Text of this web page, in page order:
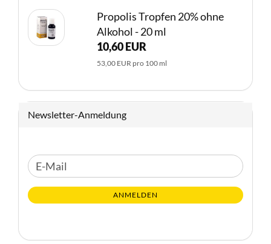
Propolis Tropfen 20% ohne
Alkohol - 20 ml
10,60 EUR
53,00 EUR pro 100 ml
Newsletter-Anmeldung
WEITER
ZUR
NEWSLETTER-
ANMELDUNG
E-
ANMELDEN